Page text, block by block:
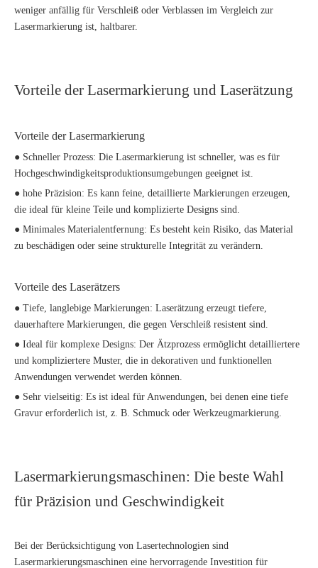
weniger anfällig für Verschleiß oder Verblassen im Vergleich zur
Lasermarkierung ist, haltbarer.
Vorteile der Lasermarkierung und Laserätzung
Vorteile der Lasermarkierung
● Schneller Prozess: Die Lasermarkierung ist schneller, was es für
Hochgeschwindigkeitsproduktionsumgebungen geeignet ist.
● hohe Präzision: Es kann feine, detaillierte Markierungen erzeugen,
die ideal für kleine Teile und komplizierte Designs sind.
● Minimales Materialentfernung: Es besteht kein Risiko, das Material
zu beschädigen oder seine strukturelle Integrität zu verändern.
Vorteile des Laserätzers
● Tiefe, langlebige Markierungen: Laserätzung erzeugt tiefere,
dauerhaftere Markierungen, die gegen Verschleiß resistent sind.
● Ideal für komplexe Designs: Der Ätzprozess ermöglicht detailliertere
und kompliziertere Muster, die in dekorativen und funktionellen
Anwendungen verwendet werden können.
● Sehr vielseitig: Es ist ideal für Anwendungen, bei denen eine tiefe
Gravur erforderlich ist, z. B. Schmuck oder Werkzeugmarkierung.
Lasermarkierungsmaschinen: Die beste Wahl
für Präzision und Geschwindigkeit
Bei der Berücksichtigung von Lasertechnologien sind
Lasermarkierungsmaschinen eine hervorragende Investition für